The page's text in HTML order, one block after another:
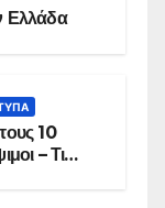
Ελλάδα
10
– Τι